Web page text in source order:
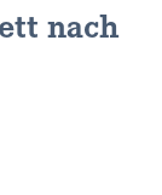
nach